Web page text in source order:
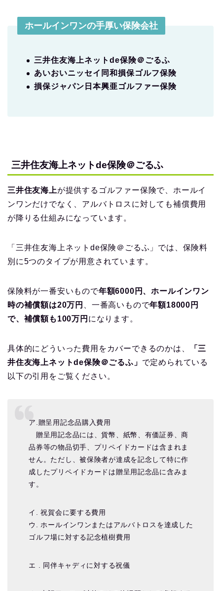
ホールインワンの手厚い保険会社
三井住友海上ネットde保険＠ごるふ
あいおいニッセイ同和損保ゴルフ保険
損保ジャパン日本興亜ゴルファー保険
三井住友海上ネットde保険＠ごるふ
三井住友海上が提供するゴルファー保険で、ホールイ
ンワンだけでなく、アルバトロスに対しても補償費用
が降りる仕組みになっています。
「三井住友海上ネットde保険＠ごるふ」では、保険料
別に5つのタイプが用意されています。
保険料が一番安いもので年額6000円、ホールインワン
時の補償額は20万円
、一番高いもので年額18000円
で、補償額も100万円 になります。
具体的にどういった費用をカバーできるのかは、
「三
井住友海上ネットde保険＠ごるふ」 で定められている
以下の引用をご覧ください。
ア.贈呈用記念品購入費用
贈呈用記念品には、貨幣、紙幣、有価証券、商
品券等の物品切手、プリペイドカードは含まれま
せん。ただし、被保険者が達成を記念して特に作
成したプリペイドカードは贈呈用記念品に含みま
す。
イ. 祝賀会に要する費用
ウ. ホールインワンまたはアルバトロスを達成した
ゴルフ場に対する記念植樹費用
エ . 同伴キャディに対する祝儀